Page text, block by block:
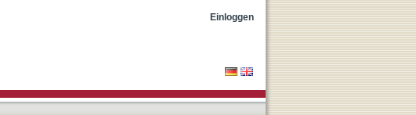
Einloggen